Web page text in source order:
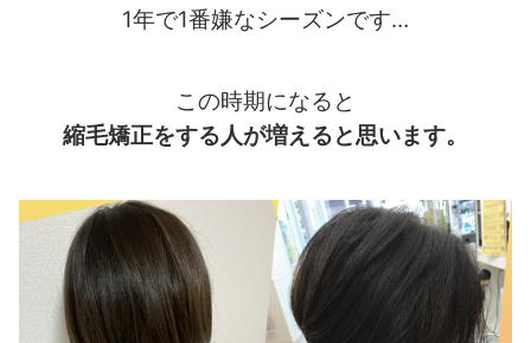
1年で1番嫌なシーズンです…
この時期になると
縮毛矯正をする人が増えると思います。